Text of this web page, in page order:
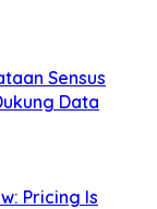
Sensus
Data
Pricing Is